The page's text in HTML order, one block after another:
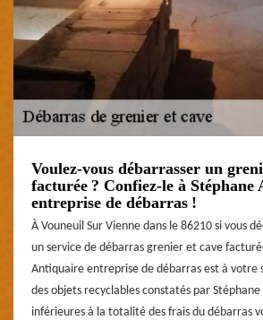
Voulez-vous débarrasser un
facturée ? Confiez-le à
entreprise de débarras !
À Vouneuil Sur Vienne dans le 86210 si vous
un service de débarras grenier et cave
Antiquaire entreprise de débarras est à votre
des objets recyclables constatés par
inférieures à la totalité des frais du débarras